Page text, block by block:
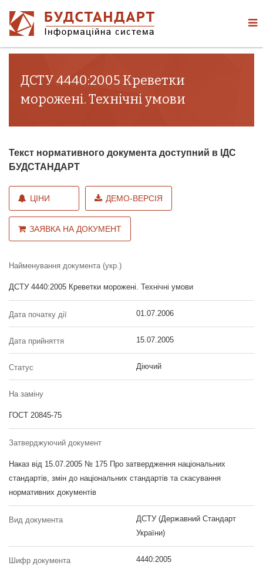
ДСТУ 4440:2005 Креветки
морожені. Технічні умови
Текст нормативного документа доступний в ІДС
БУДСТАНДАРТ
ЦІНИ ДЕМО-ВЕРСІЯ
ЗАЯВКА НА ДОКУМЕНТ
Найменування документа (укр.)
ДСТУ 4440:2005 Креветки морожені. Технічні умови
Дата початку дії 01.07.2006
Дата прийняття 15.07.2005
Статус Діючий
На заміну
ГОСТ 20845-75
Затверджуючий документ
Наказ від 15.07.2005 № 175 Про затвердження національних
стандартів, змін до національних стандартів та скасування
нормативних документів
Вид документа
ДСТУ (Державний Стандарт
України)
Шифр документа 4440:2005